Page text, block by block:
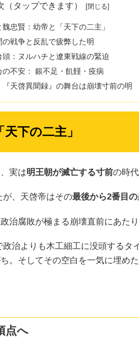
（タップできます）
魏忠賢：幼帝と「天下の二主」
の戦争と反乱で疲弊した明
頭：ヌルハチと遼東戦線の緊迫
の不安： 銀不足・飢饉・疫病
『天啓異聞録』の舞台は崩壊寸前の明
下の二主」
実は明王朝が滅亡する寸前の時代
が、天啓帝はその最後から2番目の
治腐敗が極まる崩壊直前にあたり
治よりも木工細工に没頭するタ
。そしてその空白を一気に埋め
点へ